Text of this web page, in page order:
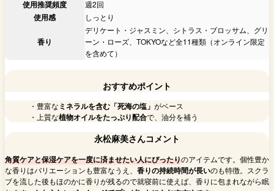
使用推奨頻度 週2回
使用感 しっとり
香り
デリケート・ジャスミン、シトラス・ブロッサム、グリ
ーン・ローズ、TOKYOなど全11種類（オンライン限定
を含めて）
おすすめポイント
・豊富な ミネラルを含む「死海の塩」 がベース
・上質な植物オイルをたっぷり配合で、油分を補う
永松麻美さんコメント
角質ケアと保湿ケアを一度に済ませたい人にぴったりのアイテムです。個性豊か
な香りはバリエーションも豊富なうえ、 香りの持続時間が長いのも特徴。スクラ
ブを流した後もほのかに香りが残るので就寝前に使えば、香りに包まれながら眠